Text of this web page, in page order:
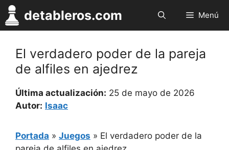
Saltar
al
contenido
detableros.com Menú
El verdadero poder de la pareja
de alfiles en ajedrez
Última actualización: 25 de mayo de 2026
Autor: Isaac
Portada » Juegos » El verdadero poder de la